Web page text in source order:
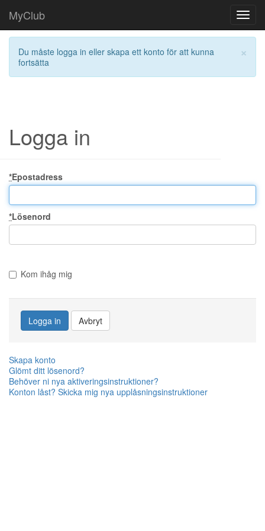
MyClub
×
Du måste logga in eller skapa ett konto för att kunna
fortsätta
Logga in
*Epostadress
*Lösenord
Kom ihåg mig
Logga in Avbryt
Skapa konto
Glömt ditt lösenord?
Behöver ni nya aktiveringsinstruktioner?
Konton låst? Skicka mig nya upplåsningsinstruktioner